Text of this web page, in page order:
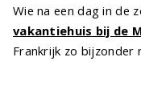
Wie na een dag in de
vakantiehuis bij de
Frankrijk zo bijzonder